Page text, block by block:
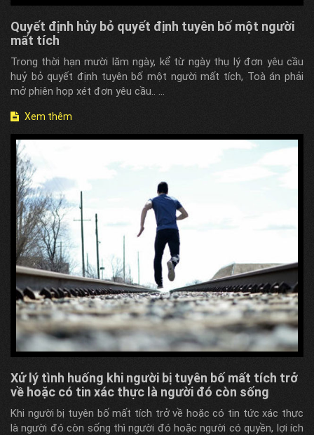
Quyết định hủy bỏ quyết định tuyên bố một người
mất tích
Trong thời hạn mười lăm ngày, kể từ ngày thụ lý đơn yêu cầu
huỷ bỏ quyết định tuyên bố một người mất tích, Toà án phải
mở phiên họp xét đơn yêu cầu.. ...
Xem thêm
Xử lý tình huống khi người bị tuyên bố mất tích trở
về hoặc có tin xác thực là người đó còn sống
Khi người bị tuyên bố mất tích trở về hoặc có tin tức xác thực
là người đó còn sống thì người đó hoặc người có quyền, lợi ích